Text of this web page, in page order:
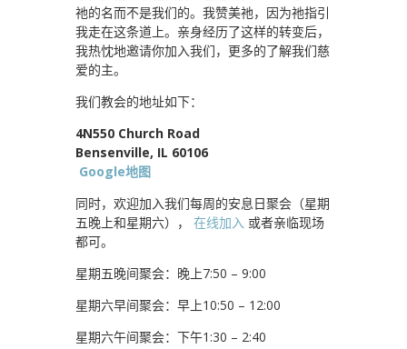
祂的名而不是我们的。我赞美祂，因为祂指引
我走在这条道上。亲身经历了这样的转变后，
我热忱地邀请你加入我们，更多的了解我们慈
爱的主。
我们教会的地址如下：
4N550 Church Road
Bensenville, IL 60106
Google地图
同时，欢迎加入我们每周的安息日聚会（星期
五晚上和星期六）， 在线加入 或者亲临现场
都可。
星期五晚间聚会：晚上7:50 – 9:00
星期六早间聚会：早上10:50 – 12:00
星期六午间聚会：下午1:30 – 2:40